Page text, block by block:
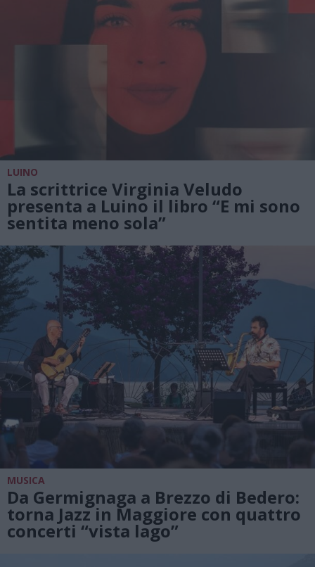
LUINO
La scrittrice Virginia Veludo
presenta a Luino il libro “E mi sono
sentita meno sola”
MUSICA
Da Germignaga a Brezzo di Bedero:
torna Jazz in Maggiore con quattro
concerti “vista lago”